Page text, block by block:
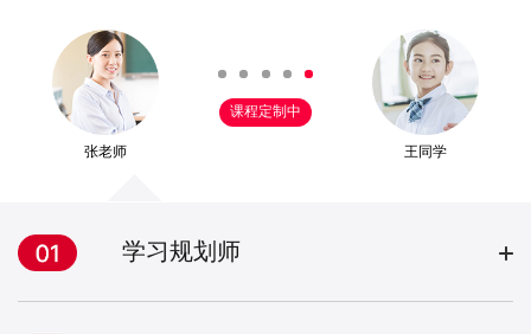
张老师
课程定制中
王同学
学习规划师